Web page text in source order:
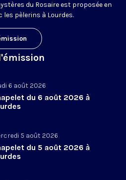
du Rosaire est proposée en
les pèlerins à Lourdes.
6 août 2026
du 6 août 2026 à
5 août 2026
du 5 août 2026 à